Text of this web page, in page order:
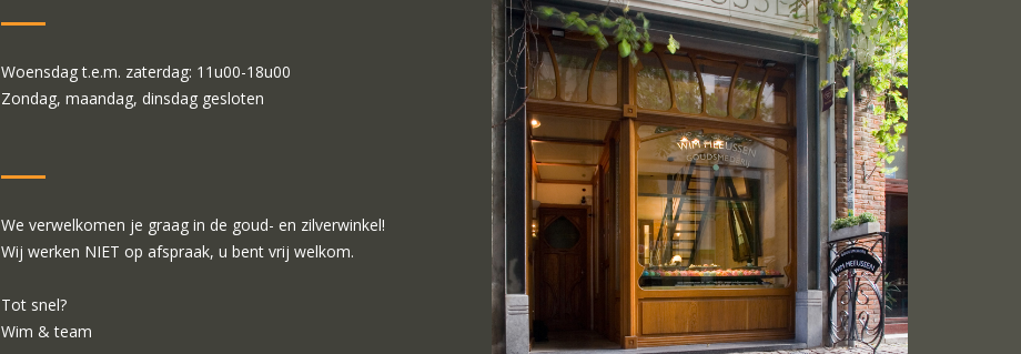
Woensdag t.e.m. zaterdag: 11u00-18u00
Zondag, maandag, dinsdag gesloten
We verwelkomen je graag in de goud- en zilverwinkel!
Wij werken NIET op afspraak, u bent vrij welkom.
Tot snel?
Wim & team